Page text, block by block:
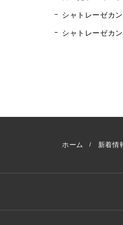
シャトレーゼカ
シャトレーゼカ
ホーム 新着情